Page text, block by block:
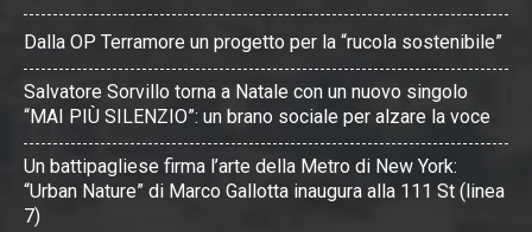
Dalla OP Terramore un progetto per la “rucola sostenibile”
Salvatore Sorvillo torna a Natale con un nuovo singolo
“MAI PIÙ SILENZIO”: un brano sociale per alzare la voce
Un battipagliese firma l’arte della Metro di New York:
“Urban Nature” di Marco Gallotta inaugura alla 111 St (linea
7)